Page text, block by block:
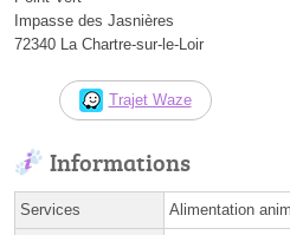
Impasse des Jasnières
72340 La Chartre-sur-le-Loir
Trajet Waze
Informations
Services Alimentation